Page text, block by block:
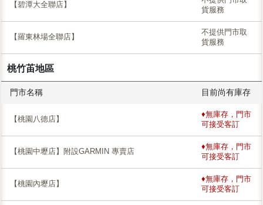
【碧潭大全聯店】
貨服務
【羅東林場全聯店】
不提供門市取
貨服務
桃竹苖地區
門市名稱 目前尚有庫存
【桃園八德店】
♦無庫存，門市
可接受客訂
【桃園中壢店】附設GARMIN 專賣店
♦無庫存，門市
可接受客訂
【桃園內壢店】
♦無庫存，門市
可接受客訂